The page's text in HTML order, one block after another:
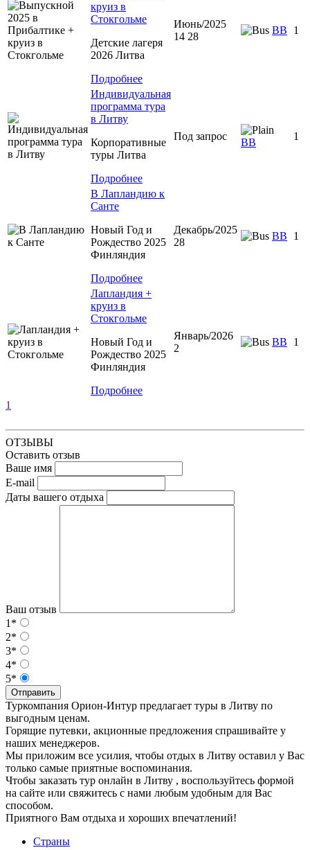
круиз в
Стокгольме
Детские лагеря
2026 Литва
Подробнее
Июнь/2025
14 28
BB 1
Индивидуальная
программа тура
в Литву
Корпоративные
туры Литва
Подробнее
Под запрос
BB
1
В Лапландию к
Санте
Новый Год и
Рождество 2025
Финляндия
Подробнее
Декабрь/2025
28
BB 1
Лапландия +
круиз в
Стокгольме
Новый Год и
Рождество 2025
Финляндия
Подробнее
Январь/2026
2
BB 1
1
ОТЗЫВЫ
Оставить отзыв
Ваше имя
E-mail
Даты вашего отдыха
Ваш отзыв
1*
2*
3*
4*
5*
Отправить
Туркомпания Орион-Интур предлагает туры в Литву по
выгодным ценам.
Горящие путевки, акционные предложения спрашивайте у
наших менеджеров.
Мы приложим все усилия, чтобы отдых в Литву оставил у Вас
только самые приятные воспоминания.
Чтобы заказать тур онлайн в Литву , воспользуйтесь формой
на сайте или свяжитесь с нами любым удобным для Вас
способом.
Приятного Вам отдыха и хороших впечатлений!
Страны